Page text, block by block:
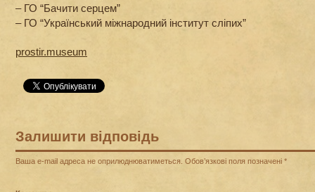
– ГО “Бачити серцем”
– ГО “Український міжнародний інститут сліпих”
prostir.museum
Залишити відповідь
Ваша e-mail адреса не оприлюднюватиметься. Обов’язкові поля позначені *